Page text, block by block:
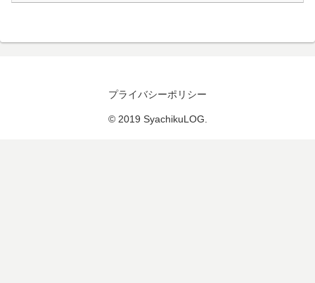
プライバシーポリシー
© 2019 SyachikuLOG.